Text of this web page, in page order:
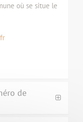
où se situe le
de